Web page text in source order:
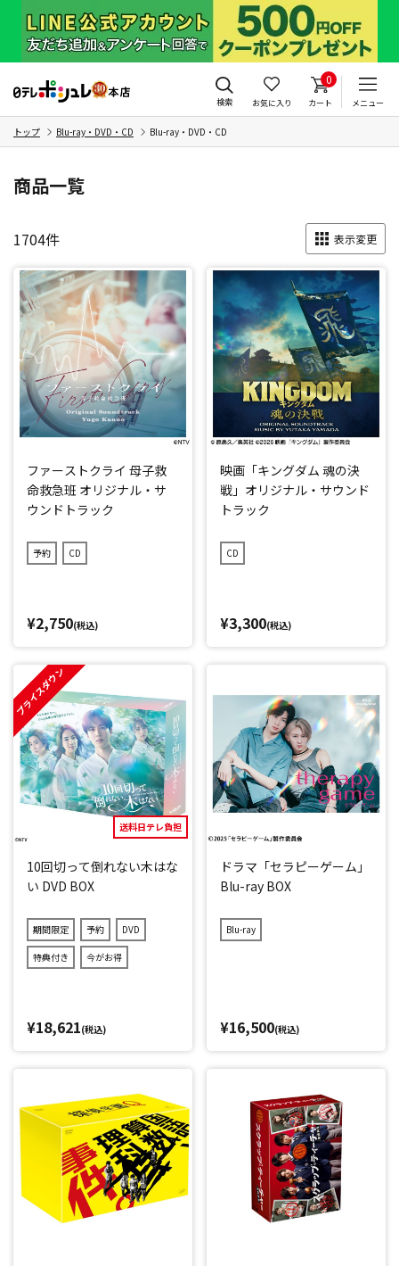
検索 お気に入り
0
カート メニュー
トップ Blu-ray・DVD・CD Blu-ray・DVD・CD
商品一覧
1704件 表示変更
ファーストクライ 母子救
命救急班 オリジナル・サ
ウンドトラック
予約 CD
¥2,750(税込)
映画「キングダム 魂の決
戦」オリジナル・サウンド
トラック
CD
¥3,300(税込)
送料日テレ負担
10回切って倒れない木はな
い DVD BOX
プライスダウン
期間限定 予約 DVD
特典付き 今がお得
¥18,621(税込)
ドラマ「セラピーゲーム」
Blu-ray BOX
Blu-ray
¥16,500(税込)